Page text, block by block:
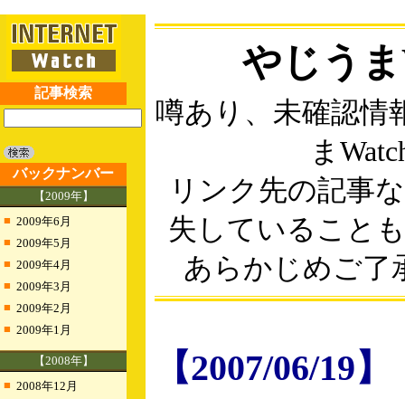
記事検索
バックナンバー
【2009年】
■ 2009年6月
■ 2009年5月
■ 2009年4月
■ 2009年3月
■ 2009年2月
■ 2009年1月
【2008年】
■ 2008年12月
やじう
噂あり、未確認情
ま
リンク先の記事
失していること
あらかじめご了
【2007/06/19】